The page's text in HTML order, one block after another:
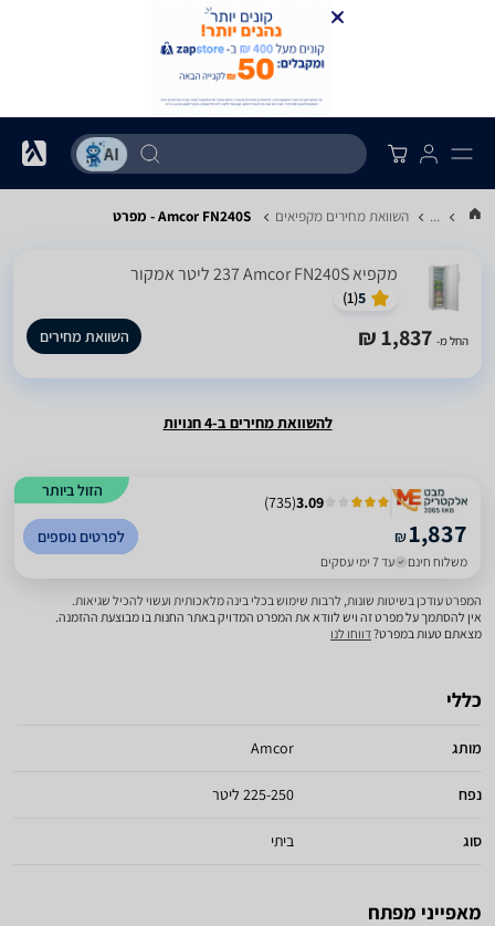
... השוואת מחירים מקפיאים Amcor FN240S - מפרט
מקפיא Amcor FN240S ‏237 ‏ליטר אמקור
5
(
1
)
החל מ- 1,837 ₪ השוואת מחירים
להשוואת מחירים ב-4 חנויות
הזול ביותר
3.09
(
735
)
₪1,837
משלוח חינם עד 7 ימי עסקים
לפרטים נוספים
המפרט עודכן בשיטות שונות, לרבות שימוש בכלי בינה מלאכותית ועשוי להכיל שגיאות.
אין להסתמך על מפרט זה ויש לוודא את המפרט המדויק באתר החנות בו מבוצעת ההזמנה.
מצאתם טעות במפרט?דווחו לנו
כללי
מותג Amcor
נפח 225-250 ליטר
סוג ביתי
מאפייני מפתח